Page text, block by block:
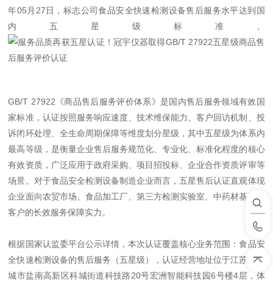
年05月27日，标志公司食品安全快速检测设备售后服务水平达到国
内五星级标准。
GB/T 27922《商品售后服务评价体系》是国内售后服务领域有效国
家标准，认证按照服务响应速度、技术维保能力、客户回访机制、投
诉闭环处理、全生命周期保障等维度划分星级，其中五星级为体系内
最高等级，是衡量企业售后服务规范化、专业化、标准化程度的核心
有效资质，广泛应用于政府采购、项目招投标、企业合作资质评审等
场景。对于食品安全检测设备制造企业而言，五星售后认证直观体现
企业面向农贸市场、食品加工厂、第三方检测实验室、中药材基地等
客户的长效服务保障实力。
根据国家认监委平台公示详情，本次认证覆盖核心业务范围：食品安
全快速检测设备的售后服务（五星级），认证经营地址位于江苏省盐
城市盐南高新区科城街道科技路20号宏洲智能科技园6号楼4层，体